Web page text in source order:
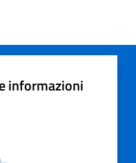
informazioni